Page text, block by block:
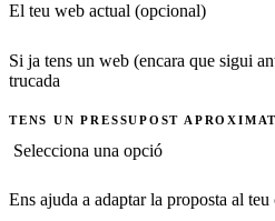
El teu web actual (opcional)
Si ja tens un web (encara que sigui
trucada
TENS UN PRESSUPOST
Ens ajuda a adaptar la proposta al teu